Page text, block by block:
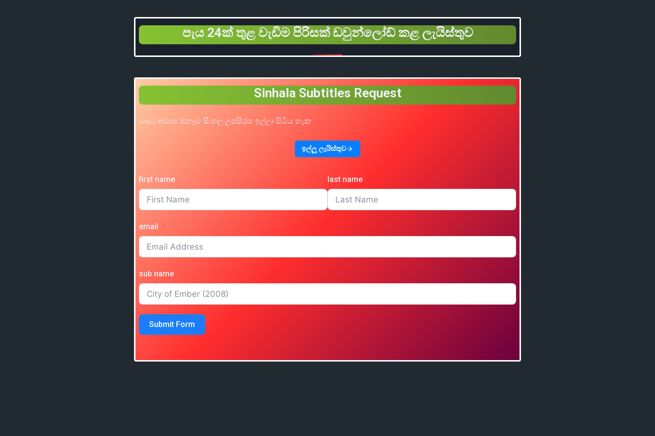
පැය 24ක් තුළ වැඩිම පිරිසක් ඩවුන්ලෝඩ් කළ ලැයිස්තුව
Sinhala Subtitles Request
ඔබට අවශ්‍ය ඕනෑම සිංහල උපසිරස ඉල්ලා සිටිය හැක
ඉල්ලූ ලැයිස්තුව
first name last name
email
sub name
Submit Form